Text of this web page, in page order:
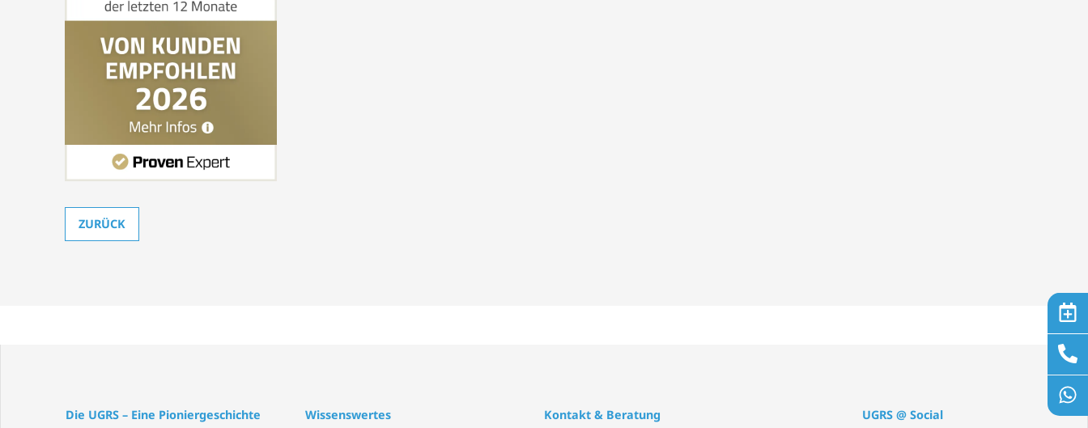
ZURÜCK
Die UGRS – Eine Pioniergeschichte Wissenswertes Kontakt & Beratung UGRS @ Social